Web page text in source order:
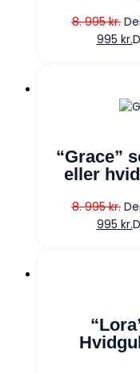
8. 995kr.
995 kr.
“Grace”
eller
8. 995kr.
995 kr.